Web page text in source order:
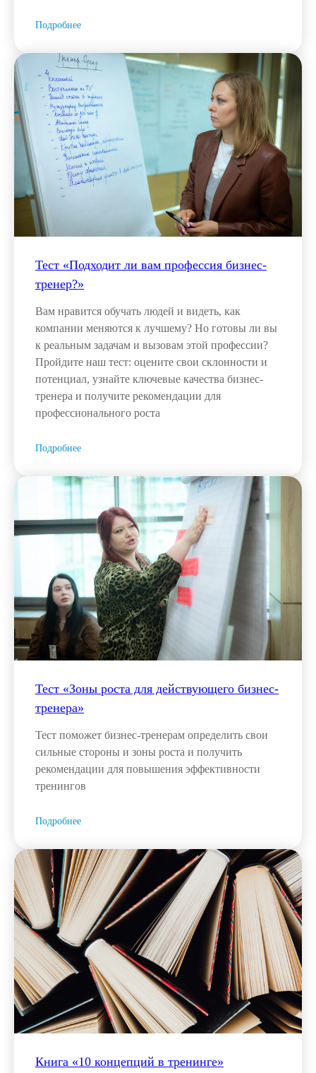
Подробнее
Тест «Подходит ли вам профессия бизнес-
тренер?»
Вам нравится обучать людей и видеть, как
компании меняются к лучшему? Но готовы ли вы
к реальным задачам и вызовам этой профессии?
Пройдите наш тест: оцените свои склонности и
потенциал, узнайте ключевые качества бизнес-
тренера и получите рекомендации для
профессионального роста
Подробнее
Тест «Зоны роста для действующего бизнес-
тренера»
Тест поможет бизнес-тренерам определить свои
сильные стороны и зоны роста и получить
рекомендации для повышения эффективности
тренингов
Подробнее
Книга «10 концепций в тренинге»